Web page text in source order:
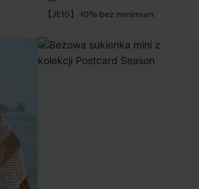
【JE10】-10% bez minimum